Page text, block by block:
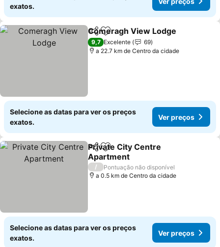
exatos.
PartilharAdicionar aos favoritos
Comeragh View Lodge
9,7 Excelente
69
a 22.7 km de Centro da cidade
Selecione as datas para ver os preços
exatos.
Ver preços
PartilharAdicionar aos favoritos
Private City Centre
Apartment
Ver preços
/
Pontuação não disponível
a 0.5 km de Centro da cidade
Selecione as datas para ver os preços
exatos.
Ver preços